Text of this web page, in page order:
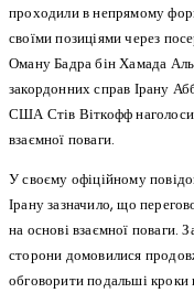
проходили в непрямому
своїми позиціями через
Оману Бадра бін Хамада
закордонних справ Ірану
США Стів Віткофф
взаємної поваги.
У своєму офіційному
Ірану зазначило, що
на основі взаємної поваги.
сторони домовилися
обговорити подальші